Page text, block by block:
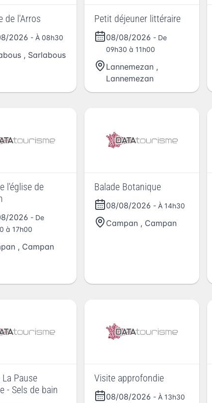
de l'Arros
2026 - À 08h30
, Sarlabous
Petit déjeuner littéraire
08/08/2026 - De
09h30 à 11h00
Lannemezan ,
Lannemezan
l'église de
2026 - De
à 17h00
, Campan
Balade Botanique
08/08/2026 - À 14h30
Campan , Campan
Pause
- Sels de bain
Visite approfondie
08/08/2026 - À 13h30